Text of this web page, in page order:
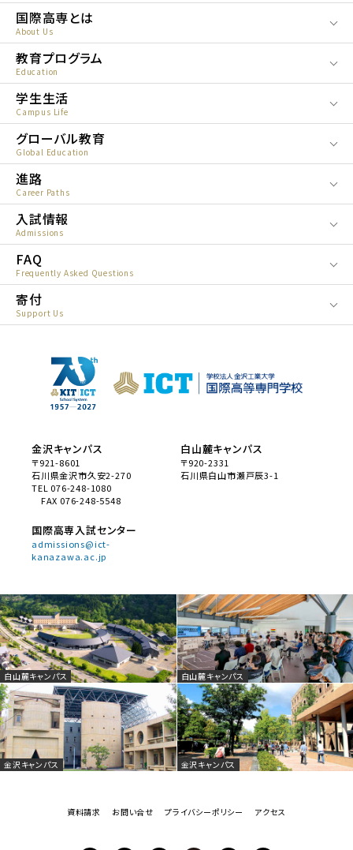
About Us
国際高専とは
Education
教育プログラム
Campus Life
学生生活
Global Education
グローバル教育
Career Paths
進路
Admissions
入試情報
Frequently Asked Questions
FAQ
Support Us
寄付
金沢キャンパス
〒921-8601
石川県金沢市久安2-270
TEL 076-248-1080
FAX 076-248-5548
白山麓キャンパス
〒920-2331
石川県白山市瀬戸辰3-1
国際高専入試センター
admissions@ict-
kanazawa.ac.jp
白山麓キャンパス 白山麓キャンパス
金沢キャンパス 金沢キャンパス
資料請求 お問い合せ プライバシーポリシー アクセス